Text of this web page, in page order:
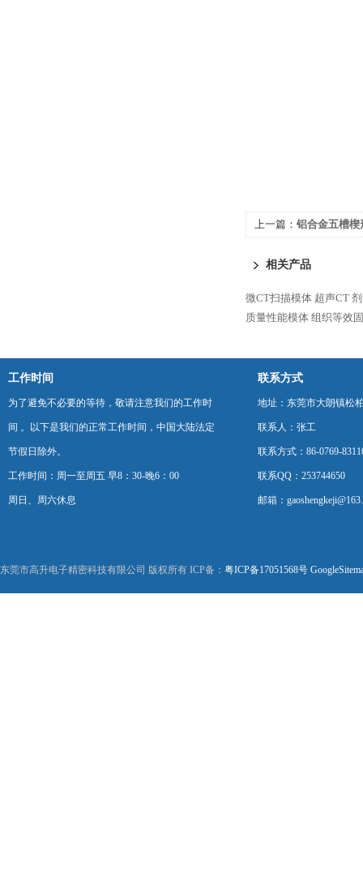
上一篇： 铝合金五槽楔
相关产品
微CT扫描模体 超声CT
质量性能模体 组织等效
工作时间
为了避免不必要的等待，敬请注意我们的工作时
间 。以下是我们的正常工作时间，中国大陆法定
节假日除外。
工作时间：周一至周五 早8：30-晚6：00
周日、周六休息
联系方式
地址：东莞市大朗镇松
联系人：张工
联系方式：86-0769-
联系QQ：253744650
邮箱：
东莞市高升电子精密科技有限公司 版权所有 ICP备： 粤ICP备17051568号